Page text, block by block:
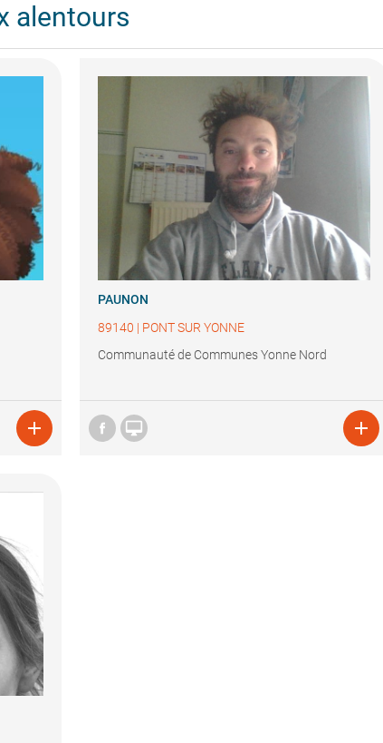
alentours

PAUNON
89140 | PONT SUR YONNE
Communauté de Communes Yonne Nord
 